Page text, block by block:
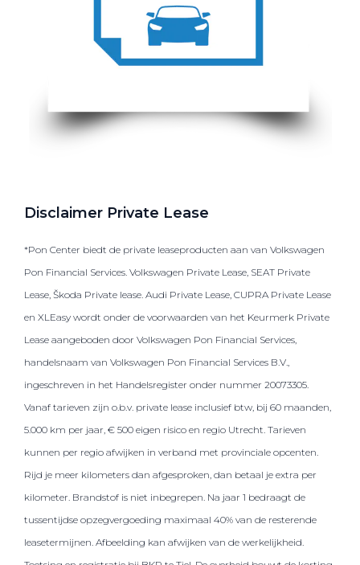
Disclaimer Private Lease
*Pon Center biedt de private leaseproducten aan van Volkswagen
Pon Financial Services. Volkswagen Private Lease, SEAT Private
Lease, Škoda Private lease. Audi Private Lease, CUPRA Private Lease
en XLEasy wordt onder de voorwaarden van het Keurmerk Private
Lease aangeboden door Volkswagen Pon Financial Services,
handelsnaam van Volkswagen Pon Financial Services B.V.,
ingeschreven in het Handelsregister onder nummer 20073305.
Vanaf tarieven zijn o.b.v. private lease inclusief btw, bij 60 maanden,
5.000 km per jaar, € 500 eigen risico en regio Utrecht. Tarieven
kunnen per regio afwijken in verband met provinciale opcenten.
Rijd je meer kilometers dan afgesproken, dan betaal je extra per
kilometer. Brandstof is niet inbegrepen. Na jaar 1 bedraagt de
tussentijdse opzegvergoeding maximaal 40% van de resterende
leasetermijnen. Afbeelding kan afwijken van de werkelijkheid.